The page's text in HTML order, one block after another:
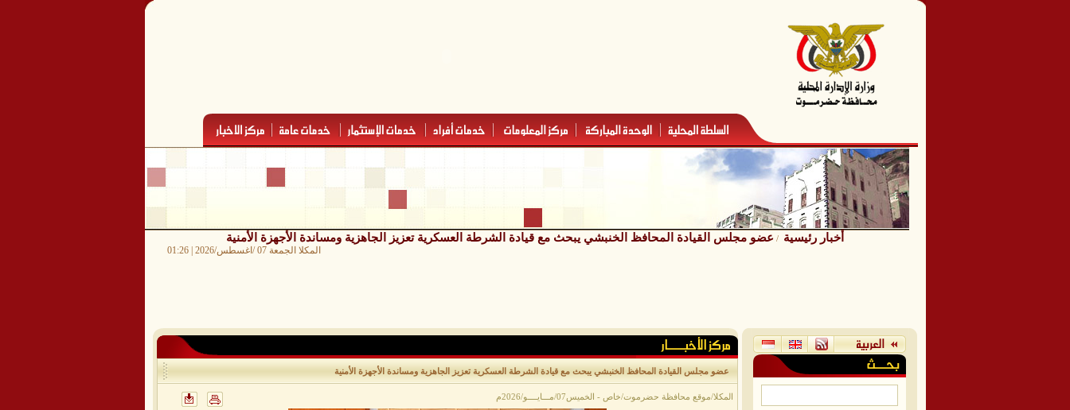
أخبار رئيسية / عضو مجلس القيادة المحافظ الخنبشي يبحث مع قيادة الشرطة العسكرية تعزيز الجاهزية ومساندة الأجهزة الأمنية
المكلا الجمعة 07 /اغسطس/2026 | 01:26
عضو مجلس القيادة المحافظ الخنبشي يبحث مع قيادة الشرطة العسكرية تعزيز الجاهزية ومساندة الأجهزة الأمنية
المكلا/موقع محافظة حضرموت/خاص - الخميس07/مـــايــــو/2026م